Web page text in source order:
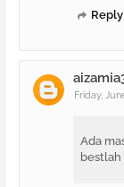
Reply
Friday,
Ada
bestlah